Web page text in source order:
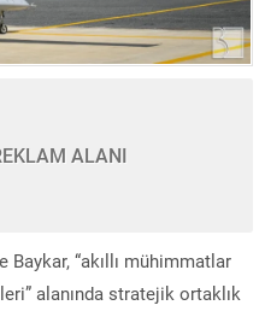
ALANI
“akıllı mühimmatlar
alanında stratejik ortaklık